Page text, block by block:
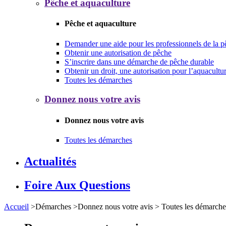
Pêche et aquaculture
Pêche et aquaculture
Demander une aide pour les professionnels de la
Obtenir une autorisation de pêche
S’inscrire dans une démarche de pêche durable
Obtenir un droit, une autorisation pour
Toutes les démarches
Donnez nous votre avis
Donnez nous votre avis
Toutes les démarches
Actualités
Foire Aux Questions
Accueil >Démarches >Donnez nous votre avis > Toutes les